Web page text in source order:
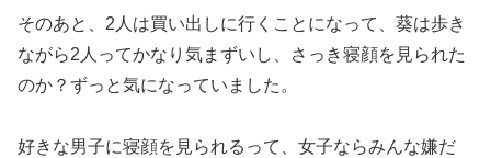
そのあと、2人は買い出しに行くことになって、葵は歩き
ながら2人ってかなり気まずいし、さっき寝顔を見られた
のか？ずっと気になっていました。
好きな男子に寝顔を見られるって、女子ならみんな嫌だ